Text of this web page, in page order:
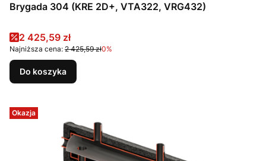
Brygada 304 (KRE 2D+, VTA322, VRG432)
Cena promocyjna
2 425,59 zł
Najniższa cena: 2 425,59 zł0%
Do koszyka
Okazja